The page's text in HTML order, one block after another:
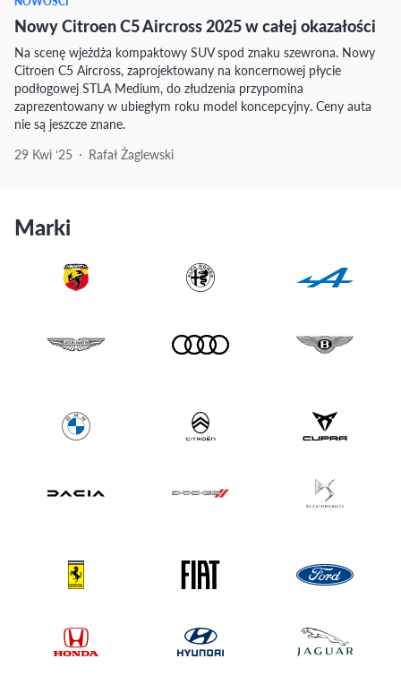
Nowy Citroen C5 Aircross 2025 w całej okazałości
Na scenę wjeżdża kompaktowy SUV spod znaku szewrona. Nowy
Citroen C5 Aircross, zaprojektowany na koncernowej płycie
podłogowej STLA Medium, do złudzenia przypomina
zaprezentowany w ubiegłym roku model koncepcyjny. Ceny auta
nie są jeszcze znane.
29 Kwi ‘25
Rafał Żaglewski
Marki